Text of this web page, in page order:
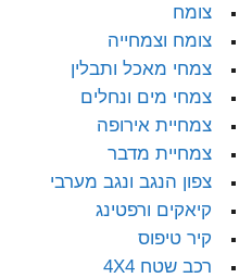
צומח
צומח וצמחייה
צמחי מאכל ותבלין
צמחי מים ונחלים
צמחיית אירופה
צמחיית מדבר
צפון הנגב ונגב מערבי
קיאקים ורפטינג
קיר טיפוס
רכב שטח 4X4